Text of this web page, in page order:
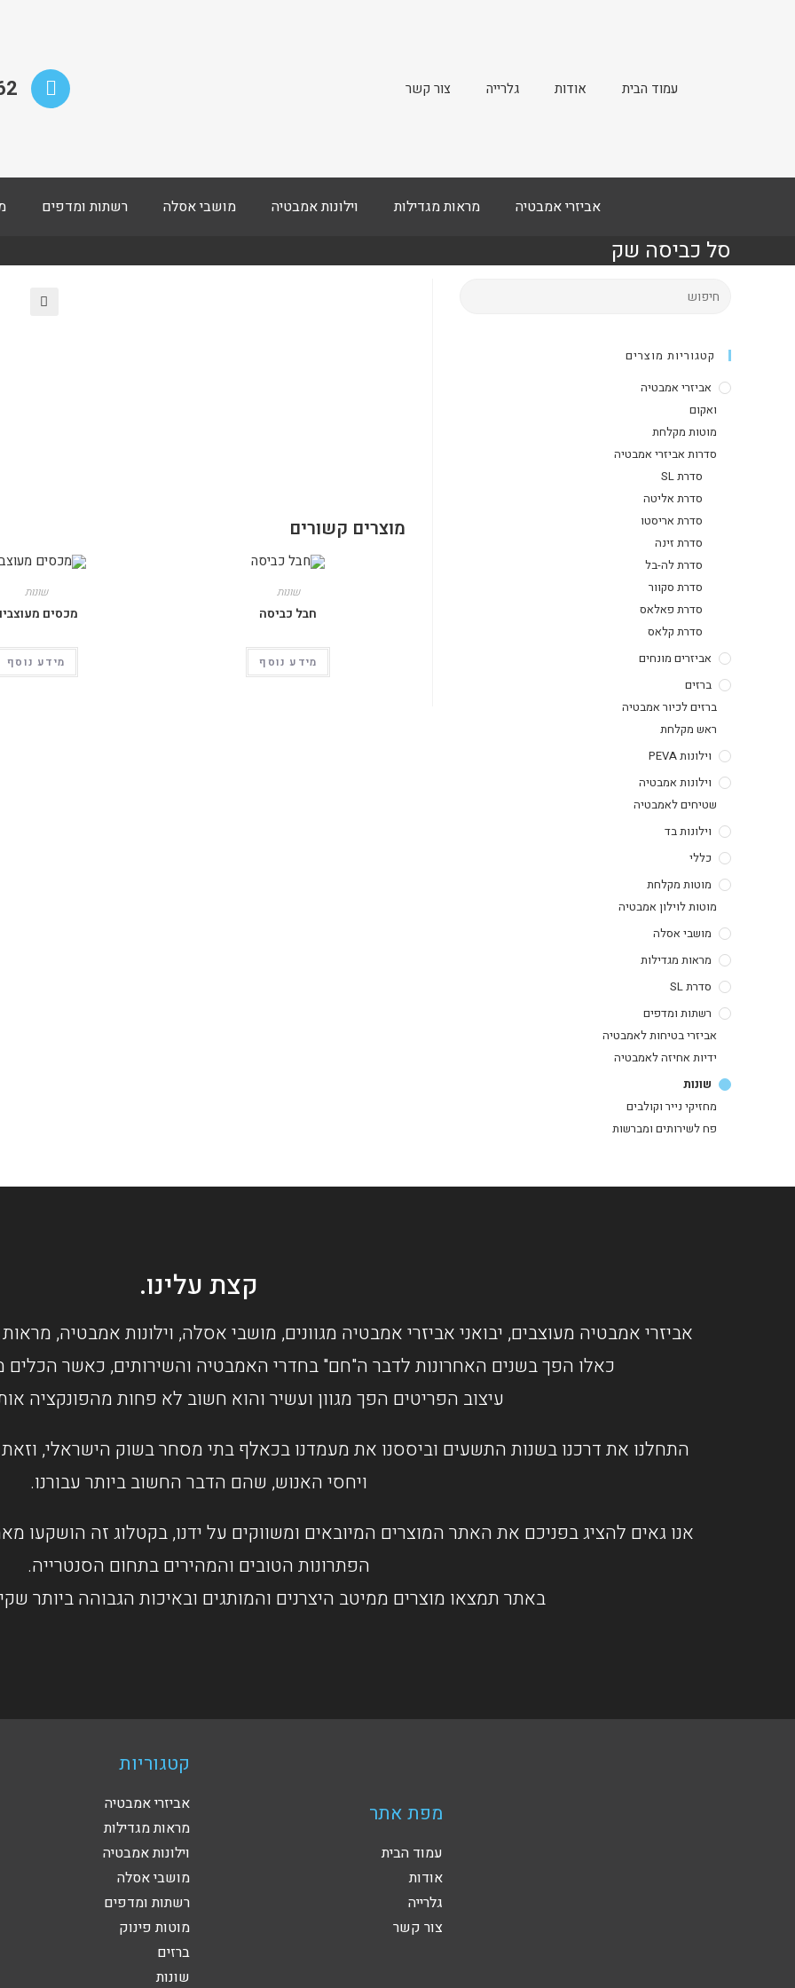
עמוד הבית אודות גלרייה צור קשר
אביזרי אמבטיה מראות מגדילות וילונות אמבטיה מושבי אסלה רשתות ומדפים
סל כביסה שק
מוצרים קשורים
שונות
חבל כביסה
מידע נוסף
שונות
מכסים
מידע נוסף
קטגוריות מוצרים
אביזרי אמבטיה
ואקום
מוטות מקלחת
סדרות אביזרי אמבטיה
סדרת SL
סדרת אליטה
סדרת אריסטו
סדרת זינה
סדרת לה-בל
סדרת סקוור
סדרת פאלאס
סדרת קלאס
אביזרים מונחים
ברזים
ברזים לכיור אמבטיה
ראש מקלחת
וילונות PEVA
וילונות אמבטיה
שטיחים לאמבטיה
וילונות בד
כללי
מוטות מקלחת
מוטות לוילון אמבטיה
מושבי אסלה
מראות מגדילות
סדרת SL
רשתות ומדפים
אביזרי בטיחות לאמבטיה
ידיות אחיזה לאמבטיה
שונות
מחזיקי נייר וקולבים
פח לשירותים ומברשות
קצת עלינו.
אביזרי אמבטיה מעוצבים, יבואני אביזרי אמבטיה מגוונים, מושבי אסלה, וילונות אמבטיה,
כאלו הפך בשנים האחרונות לדבר ה"חם" בחדרי האמבטיה והשירותים, כאשר הכלים
עיצוב הפריטים הפך מגוון ועשיר והוא חשוב לא פחות מהפונקציה
התחלנו את דרכנו בשנות התשעים וביססנו את מעמדנו בכאלף בתי מסחר בשוק הישראלי,
ויחסי האנוש, שהם הדבר החשוב ביותר עבורנו.
אנו גאים להציג בפניכם את האתר המוצרים המיובאים ומשווקים על ידנו, בקטלוג זה
הפתרונות הטובים והמהירים בתחום הסנטרייה.
באתר תמצאו מוצרים ממיטב היצרנים והמותגים ובאיכות הגבוהה ביותר
מפת אתר
עמוד הבית
אודות
גלרייה
צור קשר
קטגוריות
אביזרי אמבטיה
מראות מגדילות
וילונות אמבטיה
מושבי אסלה
רשתות ומדפים
מוטות פינוק
ברזים
שונות